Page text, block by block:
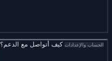
الحساب والإعدادات كيف أتواصل مع الدعم؟